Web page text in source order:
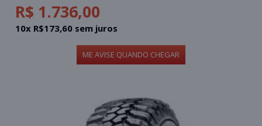
R$ 1.736,00
10x R$173,60 sem juros
ME AVISE QUANDO CHEGAR